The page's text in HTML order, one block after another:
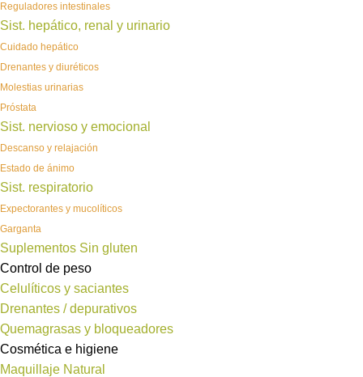
Reguladores intestinales
Sist. hepático, renal y urinario
Cuidado hepático
Drenantes y diuréticos
Molestias urinarias
Próstata
Sist. nervioso y emocional
Descanso y relajación
Estado de ánimo
Sist. respiratorio
Expectorantes y mucolíticos
Garganta
Suplementos Sin gluten
Control de peso
Celulíticos y saciantes
Drenantes / depurativos
Quemagrasas y bloqueadores
Cosmética e higiene
Maquillaje Natural